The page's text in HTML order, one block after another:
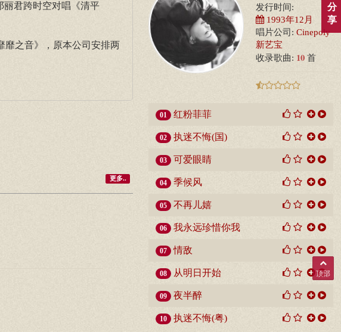
丽君跨时空对唱《清平
靡之音》，原本公司安排两
更多..
发行时间:
1993年12月
唱片公司: Cinepoly
新艺宝
收录歌曲: 10 首
01 红粉菲菲
02 执迷不悔(国)
03 可爱眼睛
04 季候风
05 不再儿嬉
06 我永远珍惜你我
07 情敌
08 从明日开始
09 夜半醉
10 执迷不悔(粤)
分
享
顶部